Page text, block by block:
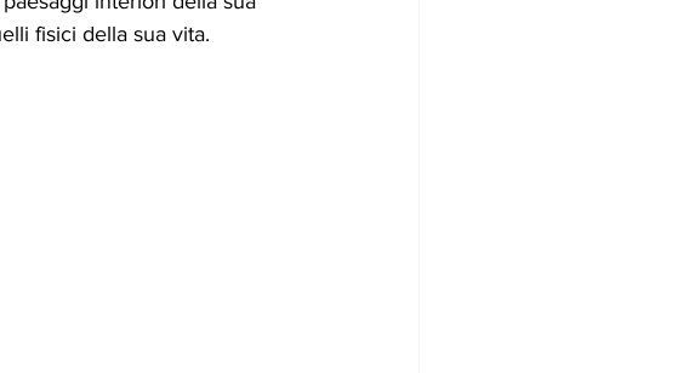
fisici della sua vita.